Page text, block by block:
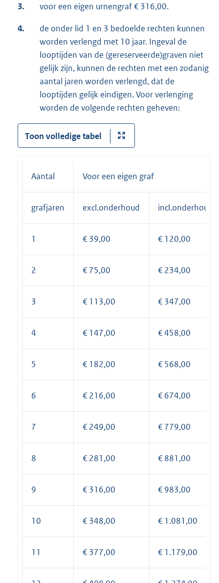
3. voor een eigen urnengraf € 316,00.
4.
de onder lid 1 en 3 bedoelde rechten kunnen
worden verlengd met 10 jaar. Ingeval de
looptijden van de (gereserveerde)graven niet
gelijk zijn, kunnen de rechten met een zodanig
aantal jaren worden verlengd, dat de
looptijden gelijk eindigen. Voor verlenging
worden de volgende rechten geheven:
Toon volledige tabel
Aantal Voor een eigen graf
grafjaren excl.onderhoud incl.onderhoud
1 € 39,00 € 120,00
2 € 75,00 € 234,00
3 € 113,00 € 347,00
4 € 147,00 € 458,00
5 € 182,00 € 568,00
6 € 216,00 € 674,00
7 € 249,00 € 779,00
8 € 281,00 € 881,00
9 € 316,00 € 983,00
10 € 348,00 € 1.081,00
11 € 377,00 € 1.179,00